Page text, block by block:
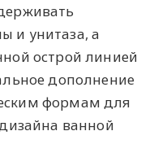
и унитаза, а
острой линией
дополнение
формам для
ванной